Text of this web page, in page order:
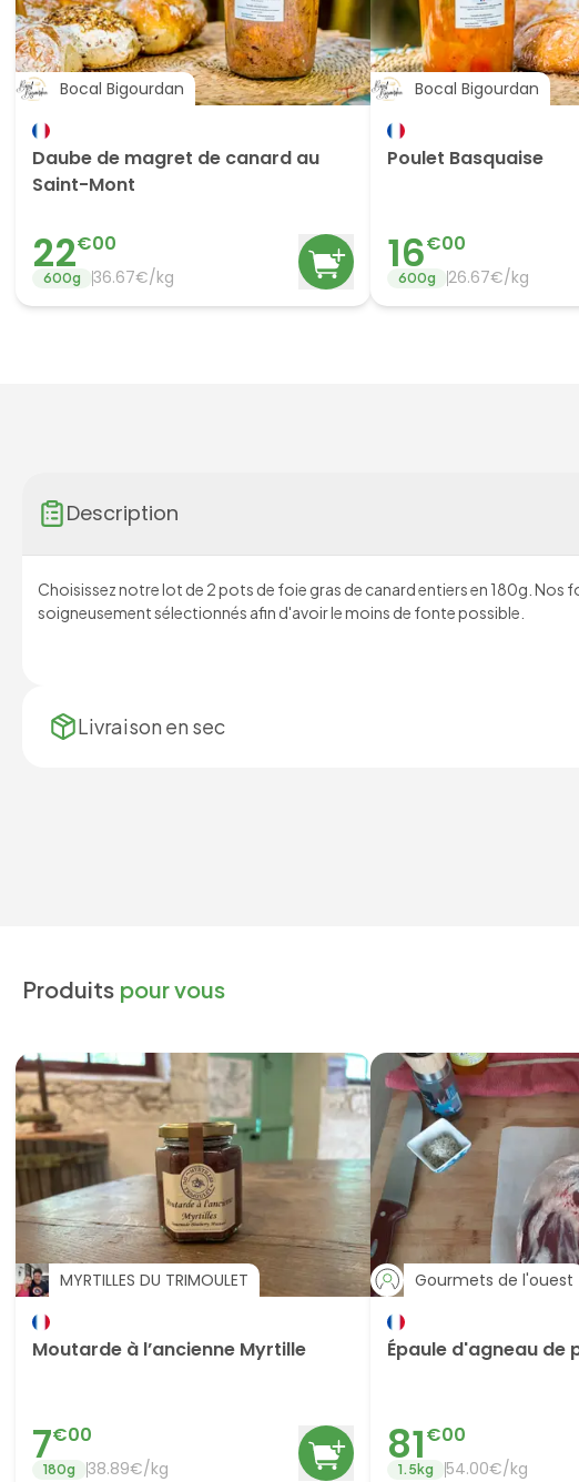
Bocal Bigourdan
Daube de magret de canard au
Saint-Mont
22€00
600g 36.67€/kg
Bocal Bigourdan
Poulet Basquaise
16€00
600g 26.67€/kg
Description
Choisissez notre lot de 2 pots de foie gras de canard entiers en 180g. Nos
soigneusement sélectionnés afin d'avoir le moins de fonte possible.
Livraison en sec
Produits pour vous
MYRTILLES DU TRIMOULET
Moutarde à l’ancienne Myrtille
7€00
180g 38.89€/kg
Gourmets de l'ouest
Épaule d'agneau de
81€00
1.5kg 54.00€/kg